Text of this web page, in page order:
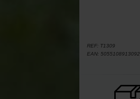
REF: T1309
EAN: 5055108913092